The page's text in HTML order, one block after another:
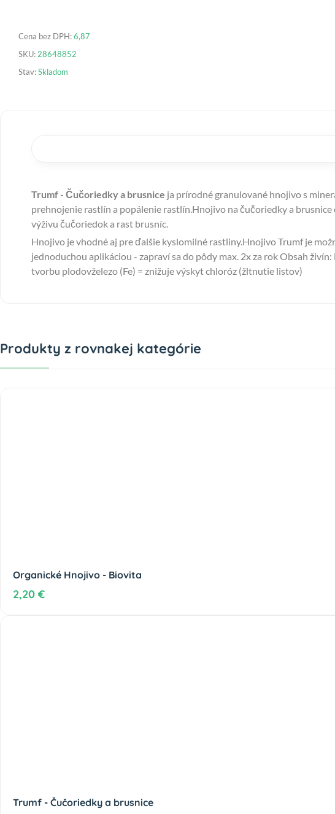
Cena bez DPH:6,87
SKU: 28648852
Stav:Skladom
Trumf - Čučoriedky a brusnice ja prírodné granulované hnojivo s
prehnojenie rastlín a popálenie rastlín.Hnojivo na čučoriedky a
výživu čučoriedok a rast brusníc.
Hnojivo je vhodné aj pre ďalšie kyslomilné rastliny.Hnojivo Trumf je
jednoduchou aplikáciou - zapraví sa do pôdy max. 2x za rok Obsah
tvorbu plodovželezo (Fe) = znižuje výskyt chloróz (žltnutie listov)
Produkty z rovnakej kategórie
Organické Hnojivo - Biovita
2,20 €
Trumf - Čučoriedky a brusnice